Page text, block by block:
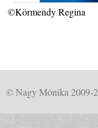
©Körmendy Regina
© Nagy Mónika 2009-